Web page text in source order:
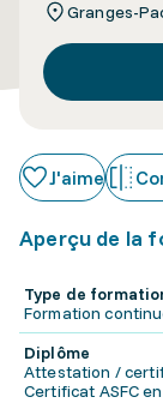
Granges-
J'aime
Aperçu de la
Type de
Formation
Diplôme
Attestation /
Certificat ASFC